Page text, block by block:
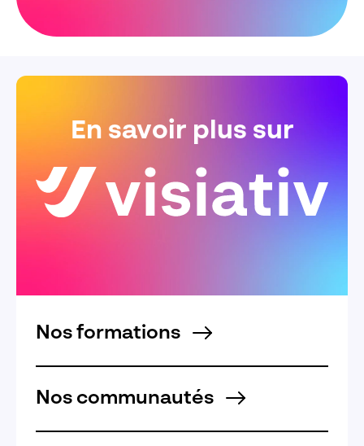
En savoir plus sur
Nos formations
Nos communautés